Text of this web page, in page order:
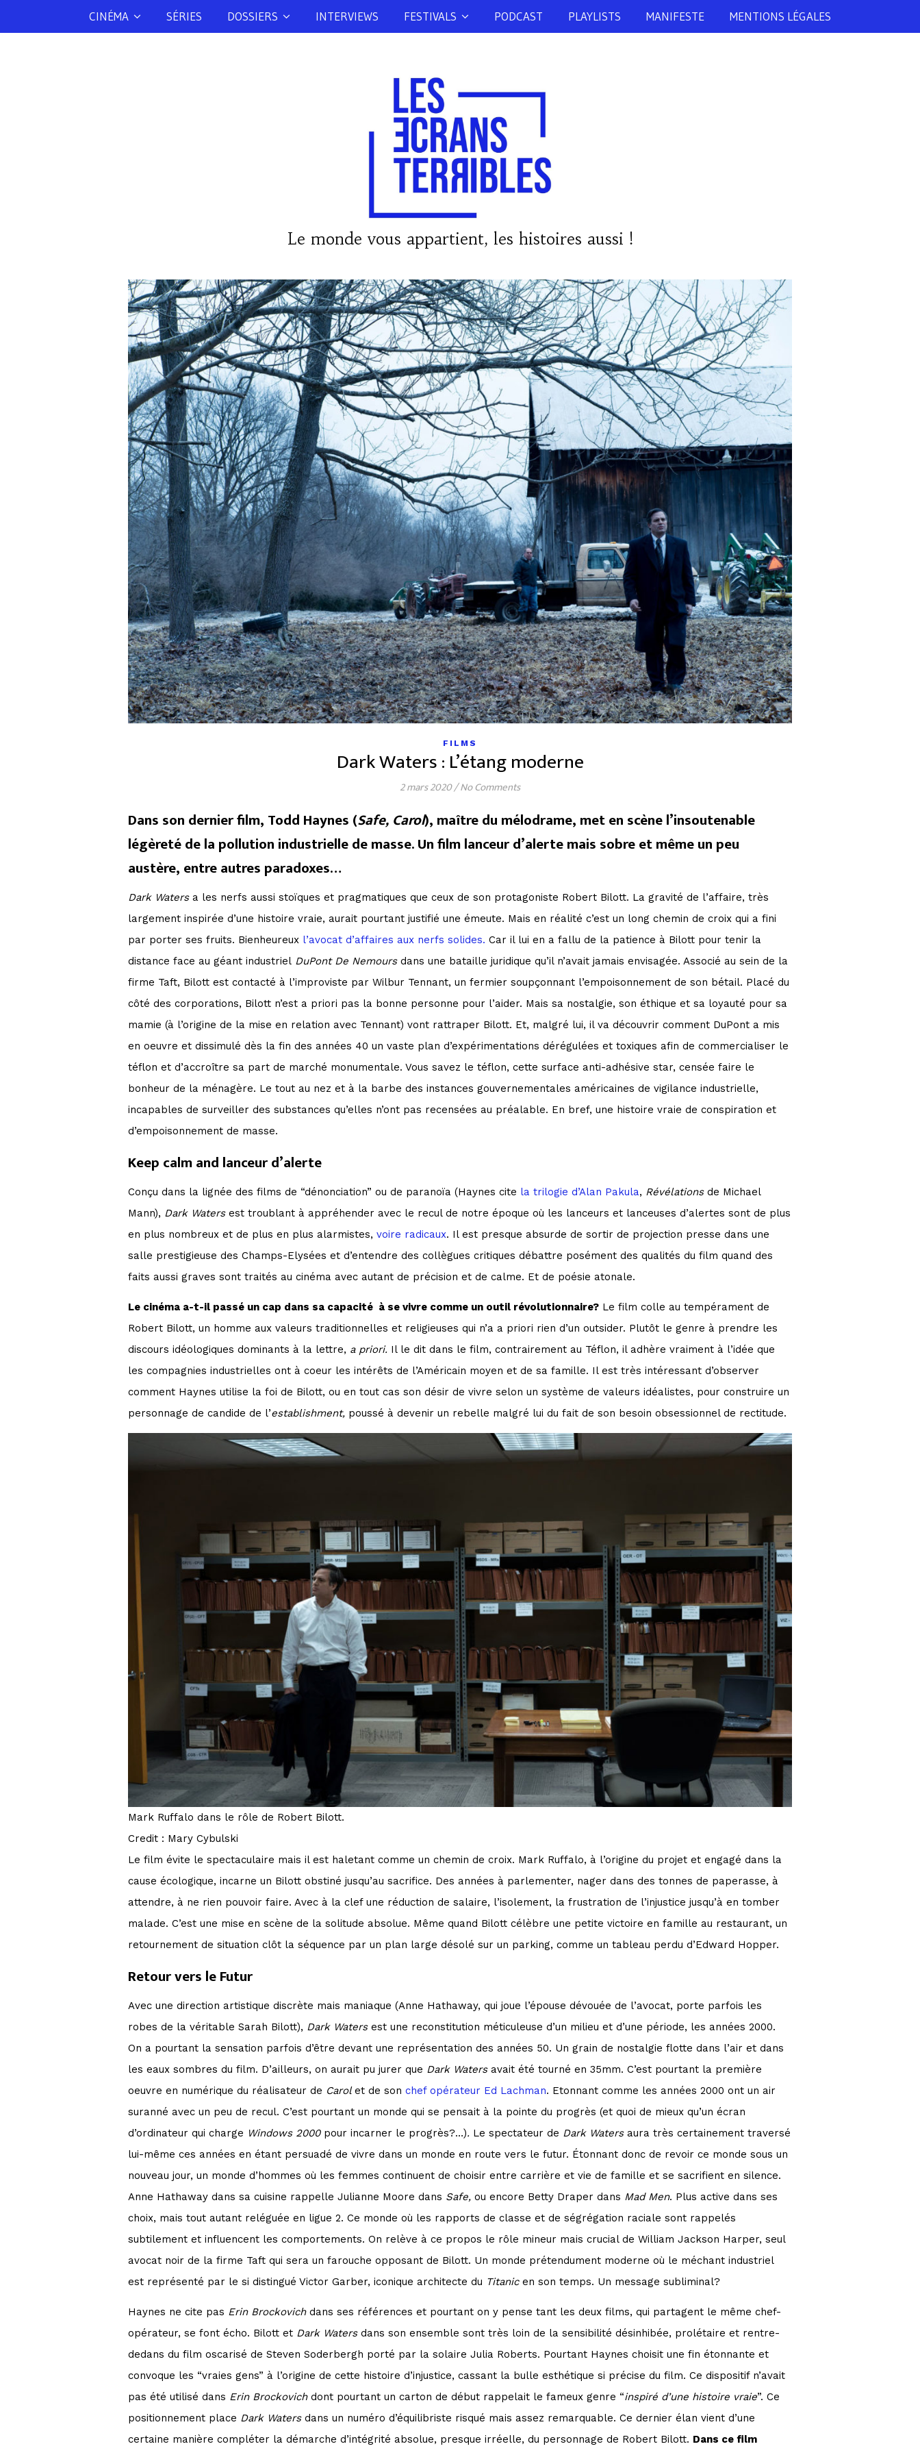
CINÉMA SÉRIES DOSSIERS INTERVIEWS FESTIVALS PODCAST PLAYLISTS MANIFESTE MENTIONS LÉGALES
Le monde vous appartient, les histoires aussi !
FILMS
Dark Waters : L’étang moderne
2 mars 2020/No Comments
Dans son dernier film, Todd Haynes (Safe, Carol), maître du mélodrame, met en scène l’insoutenable
légèreté de la pollution industrielle de masse. Un film lanceur d’alerte mais sobre et même un peu
austère, entre autres paradoxes…
Dark Waters a les nerfs aussi stoïques et pragmatiques que ceux de son protagoniste Robert Bilott. La gravité de l’affaire, très
largement inspirée d’une histoire vraie, aurait pourtant justifié une émeute. Mais en réalité c’est un long chemin de croix qui a fini
par porter ses fruits. Bienheureux l’avocat d’affaires aux nerfs solides. Car il lui en a fallu de la patience à Bilott pour tenir la
distance face au géant industriel DuPont De Nemours dans une bataille juridique qu’il n’avait jamais envisagée. Associé au sein de la
firme Taft, Bilott est contacté à l’improviste par Wilbur Tennant, un fermier soupçonnant l’empoisonnement de son bétail. Placé du
côté des corporations, Bilott n’est a priori pas la bonne personne pour l’aider. Mais sa nostalgie, son éthique et sa loyauté pour sa
mamie (à l’origine de la mise en relation avec Tennant) vont rattraper Bilott. Et, malgré lui, il va découvrir comment DuPont a mis
en oeuvre et dissimulé dès la fin des années 40 un vaste plan d’expérimentations dérégulées et toxiques afin de commercialiser le
téflon et d’accroître sa part de marché monumentale. Vous savez le téflon, cette surface anti-adhésive star, censée faire le
bonheur de la ménagère. Le tout au nez et à la barbe des instances gouvernementales américaines de vigilance industrielle,
incapables de surveiller des substances qu’elles n’ont pas recensées au préalable. En bref, une histoire vraie de conspiration et
d’empoisonnement de masse.
Keep calm and lanceur d’alerte
Conçu dans la lignée des films de “dénonciation” ou de paranoïa (Haynes cite la trilogie d’Alan Pakula, Révélationsde Michael
Mann), Dark Watersest troublant à appréhender avec le recul de notre époque où les lanceurs et lanceuses d’alertes sont de plus
en plus nombreux et de plus en plus alarmistes, voire radicaux. Il est presque absurde de sortir de projection presse dans une
salle prestigieuse des Champs-Elysées et d’entendre des collègues critiques débattre posément des qualités du film quand des
faits aussi graves sont traités au cinéma avec autant de précision et de calme. Et de poésie atonale.
Le cinéma a-t-il passé un cap dans sa capacité à se vivre comme un outil révolutionnaire? Le film colle au tempérament de
Robert Bilott, un homme aux valeurs traditionnelles et religieuses qui n’a a priori rien d’un outsider. Plutôt le genre à prendre les
discours idéologiques dominants à la lettre, a priori. Il le dit dans le film, contrairement au Téflon, il adhère vraiment à l’idée que
les compagnies industrielles ont à coeur les intérêts de l’Américain moyen et de sa famille. Il est très intéressant d’observer
comment Haynes utilise la foi de Bilott, ou en tout cas son désir de vivre selon un système de valeurs idéalistes, pour construire un
personnage de candide de l’establishment, poussé à devenir un rebelle malgré lui du fait de son besoin obsessionnel de rectitude.
Mark Ruffalo dans le rôle de Robert Bilott.
Credit : Mary Cybulski
Le film évite le spectaculaire mais il est haletant comme un chemin de croix. Mark Ruffalo, à l’origine du projet et engagé dans la
cause écologique, incarne un Bilott obstiné jusqu’au sacrifice. Des années à parlementer, nager dans des tonnes de paperasse, à
attendre, à ne rien pouvoir faire. Avec à la clef une réduction de salaire, l’isolement, la frustration de l’injustice jusqu’à en tomber
malade. C’est une mise en scène de la solitude absolue. Même quand Bilott célèbre une petite victoire en famille au restaurant, un
retournement de situation clôt la séquence par un plan large désolé sur un parking, comme un tableau perdu d’Edward Hopper.
Retour vers le Futur
Avec une direction artistique discrète mais maniaque (Anne Hathaway, qui joue l’épouse dévouée de l’avocat, porte parfois les
robes de la véritable Sarah Bilott), Dark Watersest une reconstitution méticuleuse d’un milieu et d’une période, les années 2000.
On a pourtant la sensation parfois d’être devant une représentation des années 50. Un grain de nostalgie flotte dans l’air et dans
les eaux sombres du film. D’ailleurs, on aurait pu jurer que Dark Waters avait été tourné en 35mm. C’est pourtant la première
oeuvre en numérique du réalisateur de Carolet de son chef opérateur Ed Lachman. Etonnant comme les années 2000 ont un air
suranné avec un peu de recul. C’est pourtant un monde qui se pensait à la pointe du progrès (et quoi de mieux qu’un écran
d’ordinateur qui charge Windows 2000 pour incarner le progrès?…). Le spectateur de Dark Watersaura très certainement traversé
lui-même ces années en étant persuadé de vivre dans un monde en route vers le futur. Étonnant donc de revoir ce monde sous un
nouveau jour, un monde d’hommes où les femmes continuent de choisir entre carrière et vie de famille et se sacrifient en silence.
Anne Hathaway dans sa cuisine rappelle Julianne Moore dans Safe, ou encore Betty Draper dans Mad Men. Plus active dans ses
choix, mais tout autant reléguée en ligue 2. Ce monde où les rapports de classe et de ségrégation raciale sont rappelés
subtilement et influencent les comportements. On relève à ce propos le rôle mineur mais crucial de William Jackson Harper, seul
avocat noir de la firme Taft qui sera un farouche opposant de Bilott. Un monde prétendument moderne où le méchant industriel
est représenté par le si distingué Victor Garber, iconique architecte du Titanic en son temps. Un message subliminal?
Haynes ne cite pas Erin Brockovich dans ses références et pourtant on y pense tant les deux films, qui partagent le même chef-
opérateur, se font écho. Bilott et Dark Watersdans son ensemble sont très loin de la sensibilité désinhibée, prolétaire et rentre-
dedans du film oscarisé de Steven Soderbergh porté par la solaire Julia Roberts. Pourtant Haynes choisit une fin étonnante et
convoque les “vraies gens” à l’origine de cette histoire d’injustice, cassant la bulle esthétique si précise du film. Ce dispositif n’avait
pas été utilisé dans Erin Brockovichdont pourtant un carton de début rappelait le fameux genre “inspiré d’une histoire vraie”. Ce
positionnement place Dark Watersdans un numéro d’équilibriste risqué mais assez remarquable. Ce dernier élan vient d’une
certaine manière compléter la démarche d’intégrité absolue, presque irréelle, du personnage de Robert Bilott. Dans ce film